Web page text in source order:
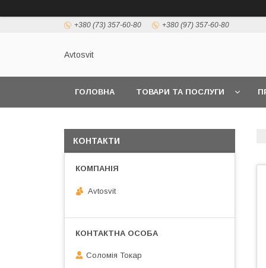
+380 (73) 357-60-80 +380 (97) 357-60-80
Avtosvit
ГОЛОВНА ТОВАРИ ТА ПОСЛУГИ
КОНТАКТИ
Avtosvit
Соломія Токар